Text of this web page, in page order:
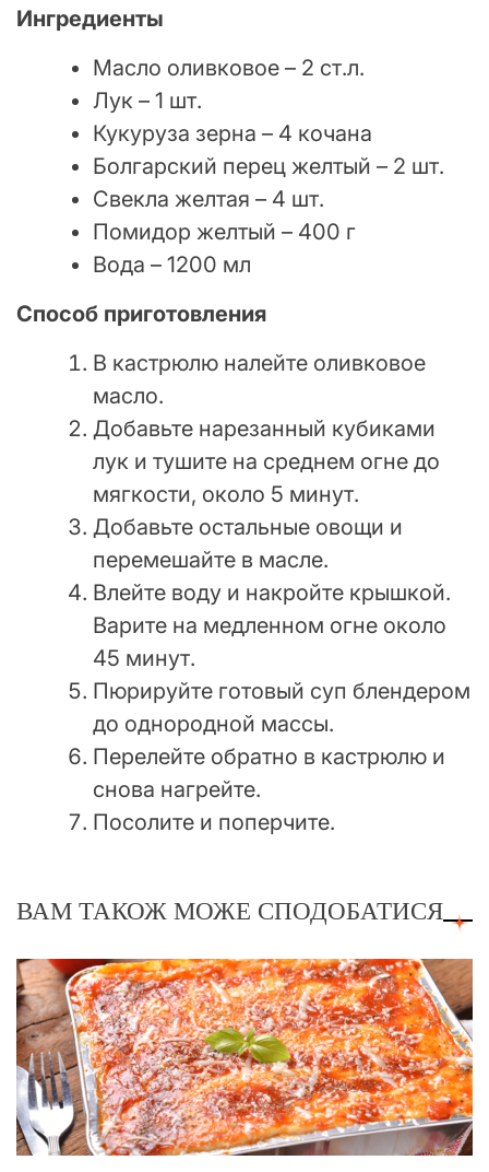
Ингредиенты
Масло оливковое – 2 ст.л.
Лук – 1 шт.
Кукуруза зерна – 4 кочана
Болгарский перец желтый – 2 шт.
Свекла желтая – 4 шт.
Помидор желтый – 400 г
Вода – 1200 мл
Способ приготовления
В кастрюлю налейте оливковое
масло.
Добавьте нарезанный кубиками
лук и тушите на среднем огне до
мягкости, около 5 минут.
Добавьте остальные овощи и
перемешайте в масле.
Влейте воду и накройте крышкой.
Варите на медленном огне около
45 минут.
Пюрируйте готовый суп блендером
до однородной массы.
Перелейте обратно в кастрюлю и
снова нагрейте.
Посолите и поперчите.
ВАМ ТАКОЖ МОЖЕ СПОДОБАТИСЯ